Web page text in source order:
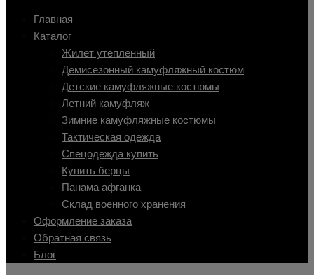
навигацию
Главная
Каталог
Жилет утепленный
Демисезонный камуфляжный костюм
Детские камуфляжные костюмы
Летний камуфляж
Зимние камуфляжные костюмы
Тактическая одежда
Cпецодежда купить
Купить берцы
Панама афганка
Склад военного хранения
Оформление заказа
Обратная связь
Блог